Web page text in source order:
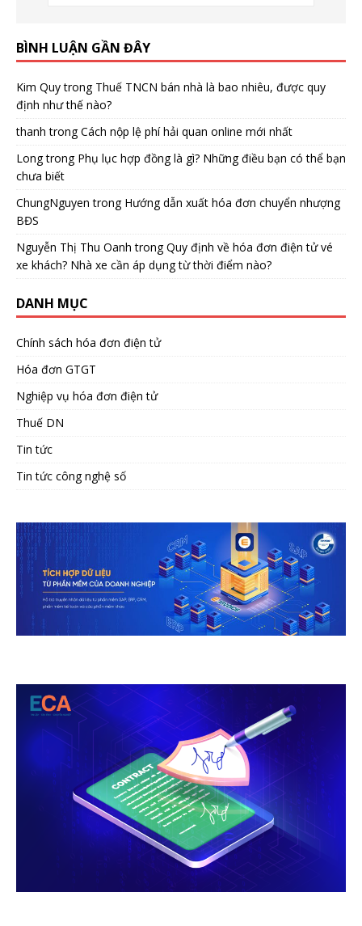
BÌNH LUẬN GẦN ĐÂY
Kim Quytrong Thuế TNCN bán nhà là bao nhiêu, được quy
định như thế nào?
thanh trongCách nộp lệ phí hải quan online mới nhất
Longtrong Phụ lục hợp đồng là gì? Những điều bạn có thể bạn
chưa biết
ChungNguyen trong Hướng dẫn xuất hóa đơn chuyển nhượng
BĐS
Nguyễn Thị Thu Oanh trongQuy định về hóa đơn điện tử vé
xe khách? Nhà xe cần áp dụng từ thời điểm nào?
DANH MỤC
Chính sách hóa đơn điện tử
Hóa đơn GTGT
Nghiệp vụ hóa đơn điện tử
Thuế DN
Tin tức
Tin tức công nghệ số